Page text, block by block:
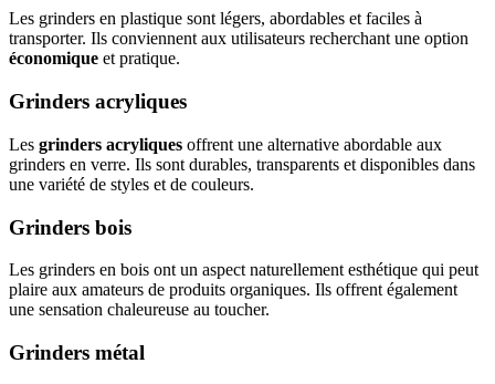
Les grinders en plastique sont légers, abordables et faciles à
transporter. Ils conviennent aux utilisateurs recherchant une option
économique et pratique.
Grinders acryliques
Les grinders acryliques offrent une alternative abordable aux
grinders en verre. Ils sont durables, transparents et disponibles dans
une variété de styles et de couleurs.
Grinders bois
Les grinders en bois ont un aspect naturellement esthétique qui peut
plaire aux amateurs de produits organiques. Ils offrent également
une sensation chaleureuse au toucher.
Grinders métal